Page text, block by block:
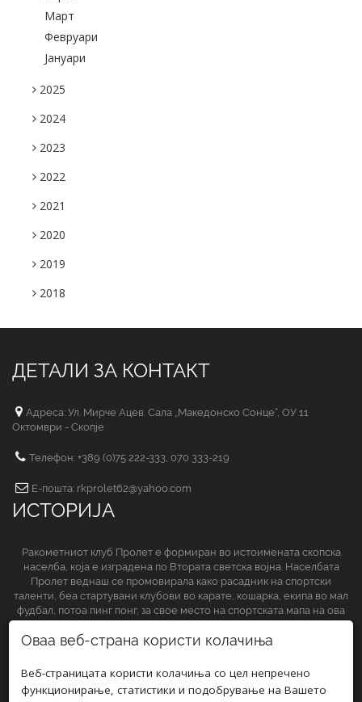
Март
Февруари
Јануари
2025
2024
2023
2022
2021
2020
2019
2018
ДЕТАЛИ ЗА КОНТАКТ
Адреса: Ул. Мирче Ацев. Сала „Македонско Сонце“, ОУ 11
Октомври - Скопје
Телефон: +389 (0)75 222-333, 070 333-219
Е-пошта: rkprolet62@yahoo.com
ИСТОРИЈА
Ракометниот клуб Пролет е формиран во истоимената скопска
населба, која е изградена по Втората светска војна. Населбата
Пролет веднаш се промовирала како расадник на спортски
таленти, беа стартувани клубови во карате, кошарка, екипа во мал
фудбал, потоа пинг понг, за свое место на спортската мапа на ова
СЛЕДЕТЕ НЀ НА
Оваа веб-страна користи колачиња
Веб-страницата користи колачиња со цел непречено
функционирање, статистики и подобрување на Вашето